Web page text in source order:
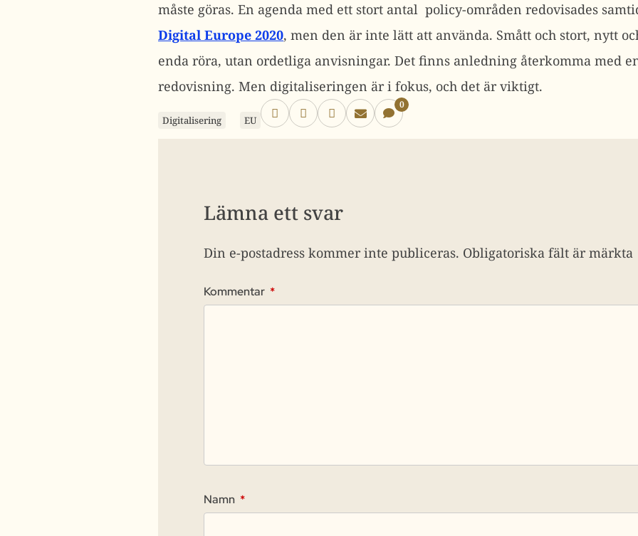
måste göras. En agenda med ett stort antal policy-områden redovisades
Digital Europe 2020, men den är inte lätt att använda. Smått och stort, nytt
enda röra, utan ordetliga anvisningar. Det finns anledning återkomma med
redovisning. Men digitaliseringen är i fokus, och det är viktigt.
Digitalisering EU
0
Lämna ett svar
Din e-postadress kommer inte publiceras. Obligatoriska fält är märkta
Kommentar *
Namn *